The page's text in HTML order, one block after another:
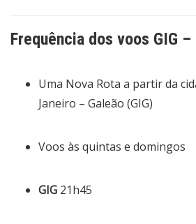
Frequência dos voos GIG –
Uma Nova Rota a partir da
Janeiro – Galeão (GIG)
Voos às quintas e domingos
GIG 21h45